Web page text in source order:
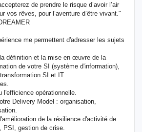
de prendre le risque d’avoir l’air
vos rêves, pour l’aventure d’être vivant."
me permettent d'adresser les sujets
définition et la mise en œuvre de la
de votre SI (système d'information),
SI et IT.
l'efficience opérationnelle.
Delivery Model : organisation,
de la résilience d'activité de
PSI, gestion de crise.